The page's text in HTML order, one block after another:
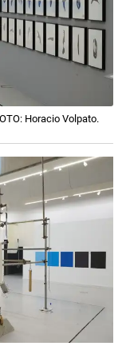
Horacio Volpato.